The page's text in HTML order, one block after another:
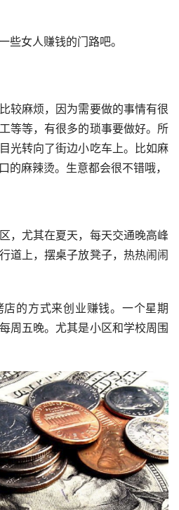
些女人赚钱的门路吧。
较麻烦，因为需要做的事情有很
等等，有很多的琐事要做好。所
目光转向了街边小吃车上。比如麻
的麻辣烫。生意都会很不错哦，
，尤其在夏天，每天交通晚高峰
道上，摆桌子放凳子，热热闹闹
的方式来创业赚钱。一个星期
周五晚。尤其是小区和学校周围